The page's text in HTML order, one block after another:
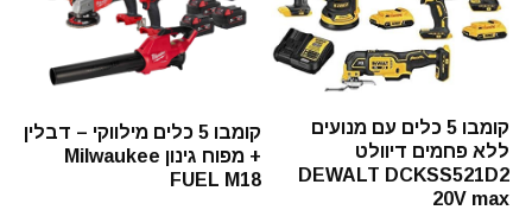
קומבו 5 כלים עם מנועים
ללא פחמים דיוולט
DEWALT DCKSS521D2
20V max
קומבו 5 כלים מילווקי – דבלין
+ מפוח גינון Milwaukee
FUEL M18